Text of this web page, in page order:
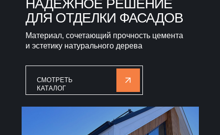
8 (800) 707-09-65
НАДЕЖНОЕ РЕШЕНИЕ
ДЛЯ ОТДЕЛКИ ФАСАДОВ
Материал, сочетающий прочность цемента
и эстетику натурального дерева
СМОТРЕТЬ
КАТАЛОГ